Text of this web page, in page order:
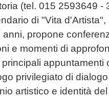
(tel. 015 2593649 -
di "Vita
anni, propone
e momenti di
appuntamenti
privilegiato di
artistico e identità